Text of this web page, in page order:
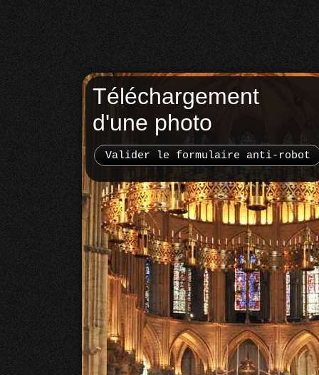
Téléchargement
d'une photo